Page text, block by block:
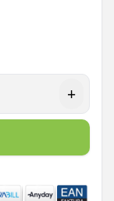
+